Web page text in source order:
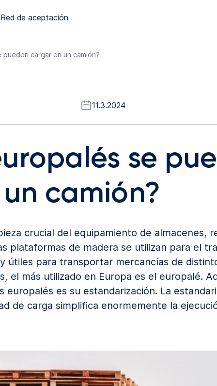
Red de aceptación
cargar en un camión?
11.3.2024
se
camión?
crucial del equipamiento de almacenes,
plataformas de madera se utilizan para el
útiles para transportar mercancías de
el más utilizado en Europa es el europalé.
europalés es su estandarización. La
de carga simplifica enormemente la